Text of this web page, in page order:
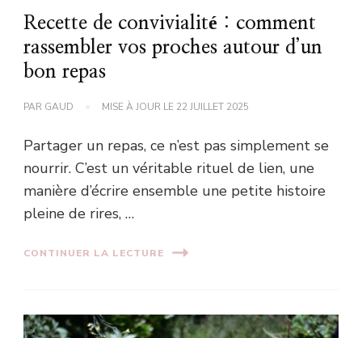
Recette de convivialité : comment
rassembler vos proches autour d’un
bon repas
PAR GAUD MISE À JOUR LE 22 JUILLET 2025
Partager un repas, ce n’est pas simplement se
nourrir. C’est un véritable rituel de lien, une
manière d’écrire ensemble une petite histoire
pleine de rires, …
CONTINUER LA LECTURE